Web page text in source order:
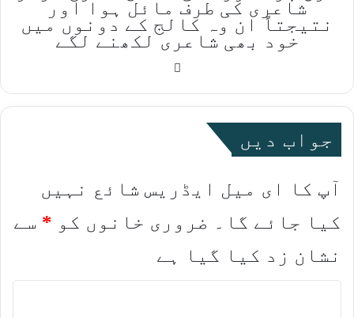
شاعری کی طرف مائل ہوا اور
نتیجتاً ان وہ کالج کے دونوں میں
خود بھی شاعری لکھنے لگے
جواب دیں
آپ کا ای میل ایڈریس شائع نہیں
کیا جائے گا۔
ضروری خانوں کو * سے
نشان زد کیا گیا ہے